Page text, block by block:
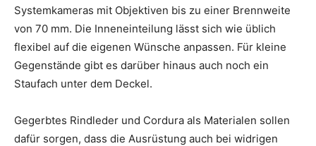
Systemkameras mit Objektiven bis zu einer Brennweite
von 70 mm. Die Inneneinteilung lässt sich wie üblich
flexibel auf die eigenen Wünsche anpassen. Für kleine
Gegenstände gibt es darüber hinaus auch noch ein
Staufach unter dem Deckel.
Gegerbtes Rindleder und Cordura als Materialen sollen
dafür sorgen, dass die Ausrüstung auch bei widrigen